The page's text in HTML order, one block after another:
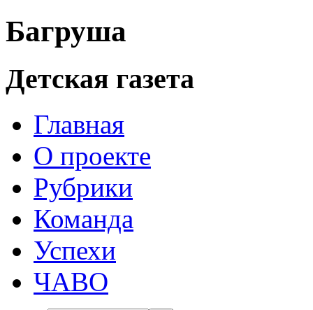
Багруша
Детская газета
Главная
О проекте
Рубрики
Команда
Успехи
ЧАВО